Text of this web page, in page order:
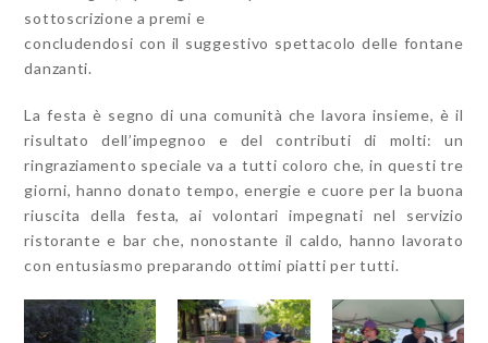
sottoscrizione a premi e
concludendosi con il suggestivo spettacolo delle fontane
danzanti.
La festa è segno di una comunità che lavora insieme, è il
risultato dell’impegnoo e del contributi di molti: un
ringraziamento speciale va a tutti coloro che, in questi tre
giorni, hanno donato tempo, energie e cuore per la buona
riuscita della festa, ai volontari impegnati nel servizio
ristorante e bar che, nonostante il caldo, hanno lavorato
con entusiasmo preparando ottimi piatti per tutti.